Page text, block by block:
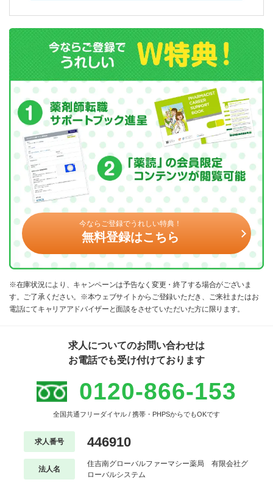
今ならご登録でうれしい特典！
無料登録はこちら
※在庫状況により、キャンペーンは予告なく変更・終了する場合がございま
す。ご了承ください。※本ウェブサイトからご登録いただき、ご来社またはお
電話にてキャリアアドバイザーと面談をさせていただいた方に限ります。
求人についてのお問い合わせは
お電話でも受け付けております
0120-866-153
全国共通フリーダイヤル / 携帯・PHPSからでもOKです
求人番号 446910
法人名
住吉南グローバルファーマシー薬局 有限会社グ
ローバルシステム